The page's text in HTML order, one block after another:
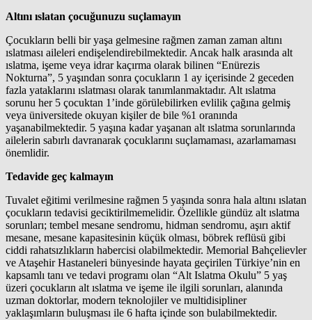
Altını ıslatan çocuğunuzu suçlamayın
Çocukların belli bir yaşa gelmesine rağmen zaman zaman altını
ıslatması aileleri endişelendirebilmektedir. Ancak halk arasında alt
ıslatma, işeme veya idrar kaçırma olarak bilinen “Enürezis
Nokturna”, 5 yaşından sonra çocukların 1 ay içerisinde 2 geceden
fazla yataklarını ıslatması olarak tanımlanmaktadır. Alt ıslatma
sorunu her 5 çocuktan 1’inde görülebilirken evlilik çağına gelmiş
veya üniversitede okuyan kişiler de bile %1 oranında
yaşanabilmektedir. 5 yaşına kadar yaşanan alt ıslatma sorunlarında
ailelerin sabırlı davranarak çocuklarını suçlamaması, azarlamaması
önemlidir.
Tedavide geç kalmayın
Tuvalet eğitimi verilmesine rağmen 5 yaşında sonra hala altını ıslatan
çocukların tedavisi geciktirilmemelidir. Özellikle gündüz alt ıslatma
sorunları; tembel mesane sendromu, hidman sendromu, aşırı aktif
mesane, mesane kapasitesinin küçük olması, böbrek reflüsü gibi
ciddi rahatsızlıkların habercisi olabilmektedir. Memorial Bahçelievler
ve Ataşehir Hastaneleri bünyesinde hayata geçirilen Türkiye’nin en
kapsamlı tanı ve tedavi programı olan “Alt Islatma Okulu” 5 yaş
üzeri çocukların alt ıslatma ve işeme ile ilgili sorunları, alanında
uzman doktorlar, modern teknolojiler ve multidisipliner
yaklaşımların buluşması ile 6 hafta içinde son bulabilmektedir.